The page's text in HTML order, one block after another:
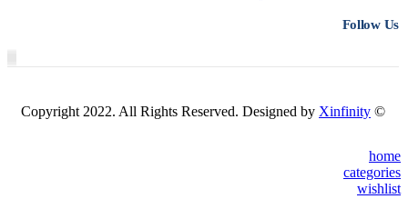
Follow Us
© Copyright 2022. All Rights Reserved. Designed by
Xinfinity
home
categories
wishlist